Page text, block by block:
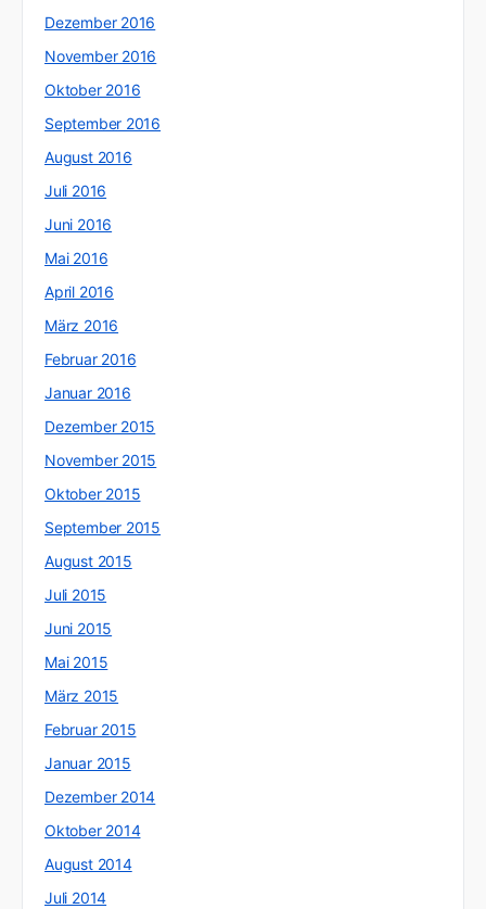
Dezember 2016
November 2016
Oktober 2016
September 2016
August 2016
Juli 2016
Juni 2016
Mai 2016
April 2016
März 2016
Februar 2016
Januar 2016
Dezember 2015
November 2015
Oktober 2015
September 2015
August 2015
Juli 2015
Juni 2015
Mai 2015
März 2015
Februar 2015
Januar 2015
Dezember 2014
Oktober 2014
August 2014
Juli 2014